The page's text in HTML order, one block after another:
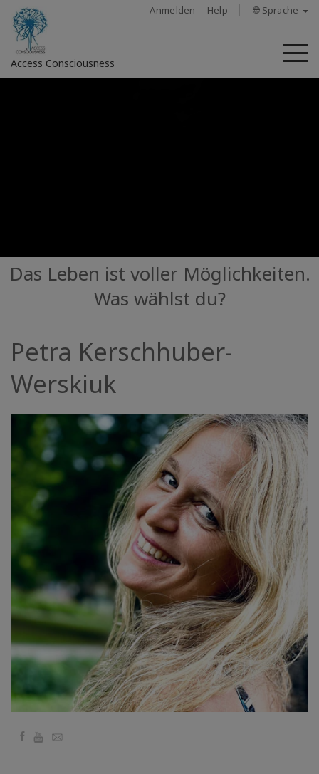
Anmelden Help 🌐 Sprache
Access Consciousness
Regionen
KONTAKT
SUCHE
Das Leben ist voller Möglichkeiten.
Was wählst du?
Petra Kerschhuber-
Werskiuk
Facebook
YouTube
Email